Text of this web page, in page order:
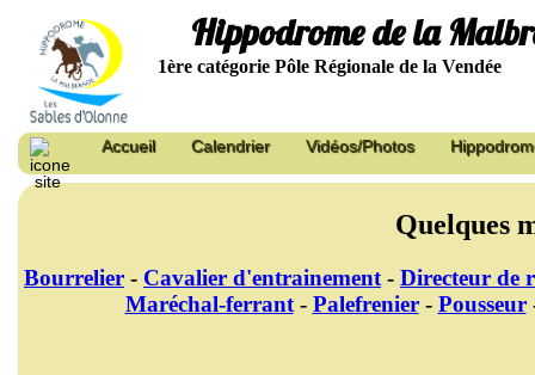
Hippodrome de la
1ère catégorie Pôle Régionale de la Vendée
Accueil Calendrier Vidéos/Photos
Quelques
Bourrelier - Cavalier d'entrainement - Directeur de
Maréchal-ferrant- Palefrenier- Pousseur